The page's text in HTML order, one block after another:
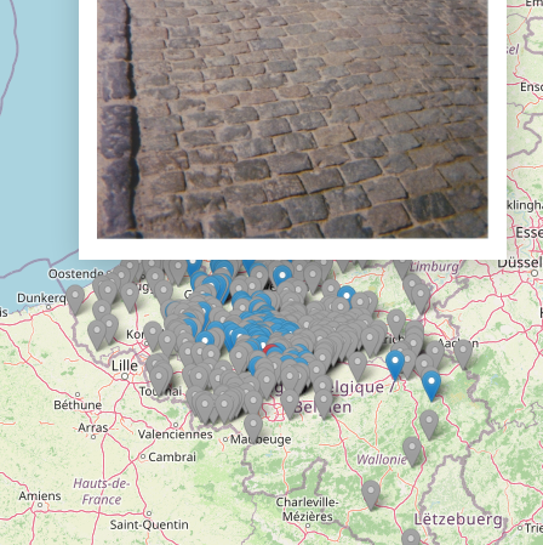
Doelloos
Ronde Van Flandriën
Dhr. Dries
Schapentocht
Het lossen van de kunst
Kerkstraten
7 rollen van Steven Seagal
Dodentocht
Redelijk slecht weer
In vogelvlucht